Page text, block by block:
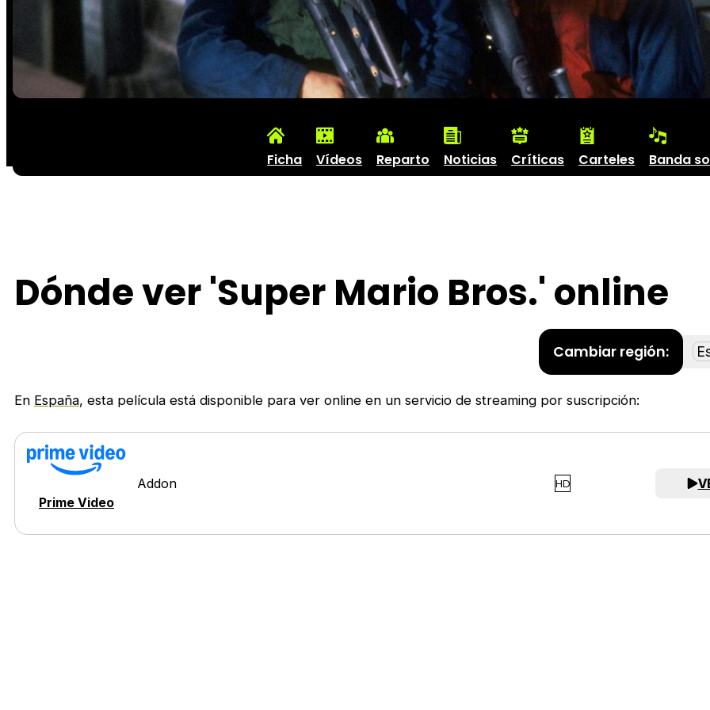
Ficha Vídeos Reparto Noticias Críticas Carteles Banda
Dónde ver 'Super Mario Bros.' online
Cambiar región:
En España, esta película está disponible para ver online en un servicio de streaming por suscripción:
Prime Video
Addon HD